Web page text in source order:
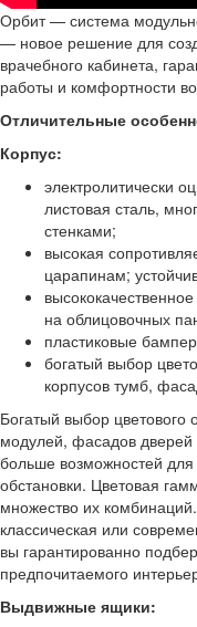
Орбит — система
— новое решение для
врачебного кабинета,
работы и комфортности
Отличительные
Корпус:
электролитически
листовая сталь,
стенками;
высокая
царапинам;
на облицовочных
пластиковые
богатый выбор
корпусов тумб,
Богатый выбор
модулей, фасадов
больше возможностей для
обстановки. Цветовая
множество их
классическая или
вы гарантированно
предпочитаемого
Выдвижные ящики: